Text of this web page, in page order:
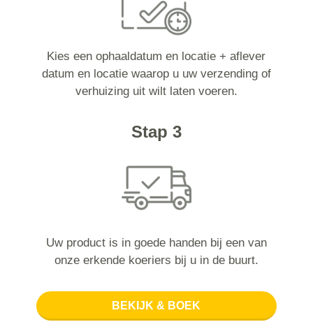
Kies een ophaaldatum en locatie + aflever
datum en locatie waarop u uw verzending of
verhuizing uit wilt laten voeren.
Stap 3
Uw product is in goede handen bij een van
onze erkende koeriers bij u in de buurt.
BEKIJK & BOEK